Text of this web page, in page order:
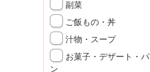
副菜
ご飯もの・丼
汁物・スープ
お菓子・デザート・パ
ン